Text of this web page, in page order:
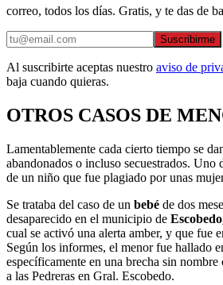
correo, todos los días. Gratis, y te das de
Suscribirme
Al suscribirte aceptas nuestro aviso de
baja cuando quieras.
OTROS CASOS DE
Lamentablemente cada cierto tiempo se
abandonados o incluso secuestrados. Uno
de un niño que fue plagiado por unas
Se trataba del caso de un bebé de dos
desaparecido en el municipio de
cual se activó una alerta amber, y que fue
Según los informes, el menor fue hallado
específicamente en una brecha sin
a las Pedreras en Gral. Escobedo.